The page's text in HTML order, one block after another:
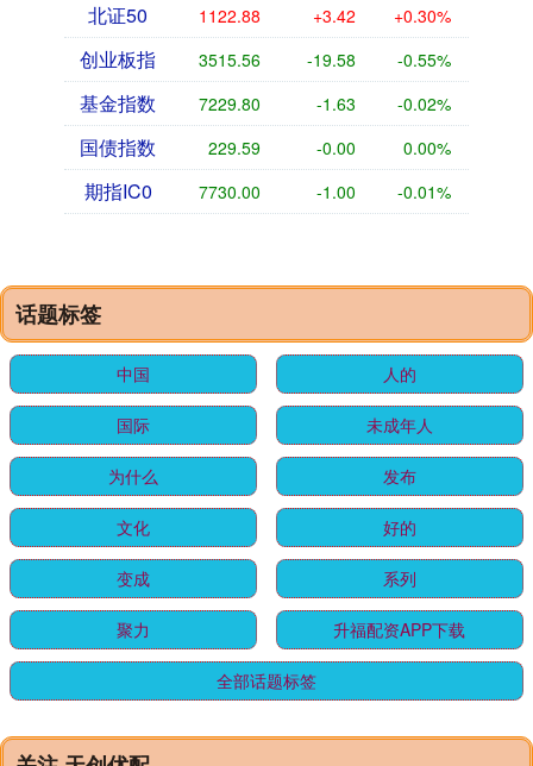
北证50 1122.88 +3.42 +0.30%
创业板指 3515.56 -19.58 -0.55%
基金指数 7229.80 -1.63 -0.02%
国债指数 229.59 -0.00 0.00%
期指IC0 7730.00 -1.00 -0.01%
话题标签
中国 人的
国际 未成年人
为什么 发布
文化 好的
变成 系列
聚力 升福配资APP下载
全部话题标签